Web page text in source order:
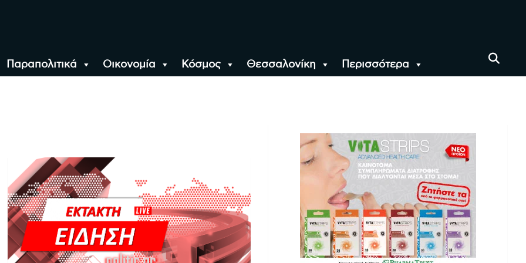
Παραπολιτικά Οικονομία Κόσμος Θεσσαλονίκη Περισσότερα